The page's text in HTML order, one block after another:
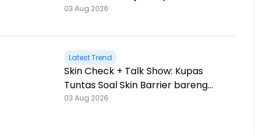
03 Aug 2026
Latest Trend
Skin Check + Talk Show: Kupas
Tuntas Soal Skin Barrier bareng
Pestlo dan Skintention!
03 Aug 2026